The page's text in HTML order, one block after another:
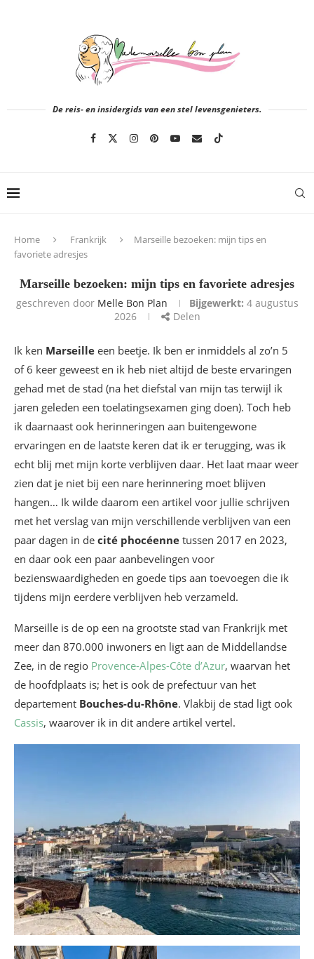
De reis- en insidergids van een stel levensgenieters.
Home Frankrijk
Marseille bezoeken: mijn tips en
favoriete adresjes
Marseille bezoeken: mijn tips en favoriete adresjes
geschreven door Melle Bon Plan Bijgewerkt: 4 augustus
2026
Delen
Ik ken Marseille een beetje. Ik ben er inmiddels al zo’n 5
of 6 keer geweest en ik heb niet altijd de beste ervaringen
gehad met de stad (na het diefstal van mijn tas terwijl ik
jaren geleden een toelatingsexamen ging doen). Toch heb
ik daarnaast ook herinneringen aan buitengewone
ervaringen en de laatste keren dat ik er terugging, was ik
echt blij met mijn korte verblijven daar. Het laat maar weer
zien dat je niet bij een nare herinnering moet blijven
hangen… Ik wilde daarom een artikel voor jullie schrijven
met het verslag van mijn verschillende verblijven van een
paar dagen in de cité phocéenne tussen 2017 en 2023,
en daar ook een paar aanbevelingen voor
bezienswaardigheden en goede tips aan toevoegen die ik
tijdens mijn eerdere verblijven heb verzameld.
Marseille is de op een na grootste stad van Frankrijk met
meer dan 870.000 inwoners en ligt aan de Middellandse
Zee, in de regio Provence-Alpes-Côte d’Azur, waarvan het
de hoofdplaats is; het is ook de prefectuur van het
departement Bouches-du-Rhône. Vlakbij de stad ligt ook
Cassis, waarover ik in dit andere artikel vertel.